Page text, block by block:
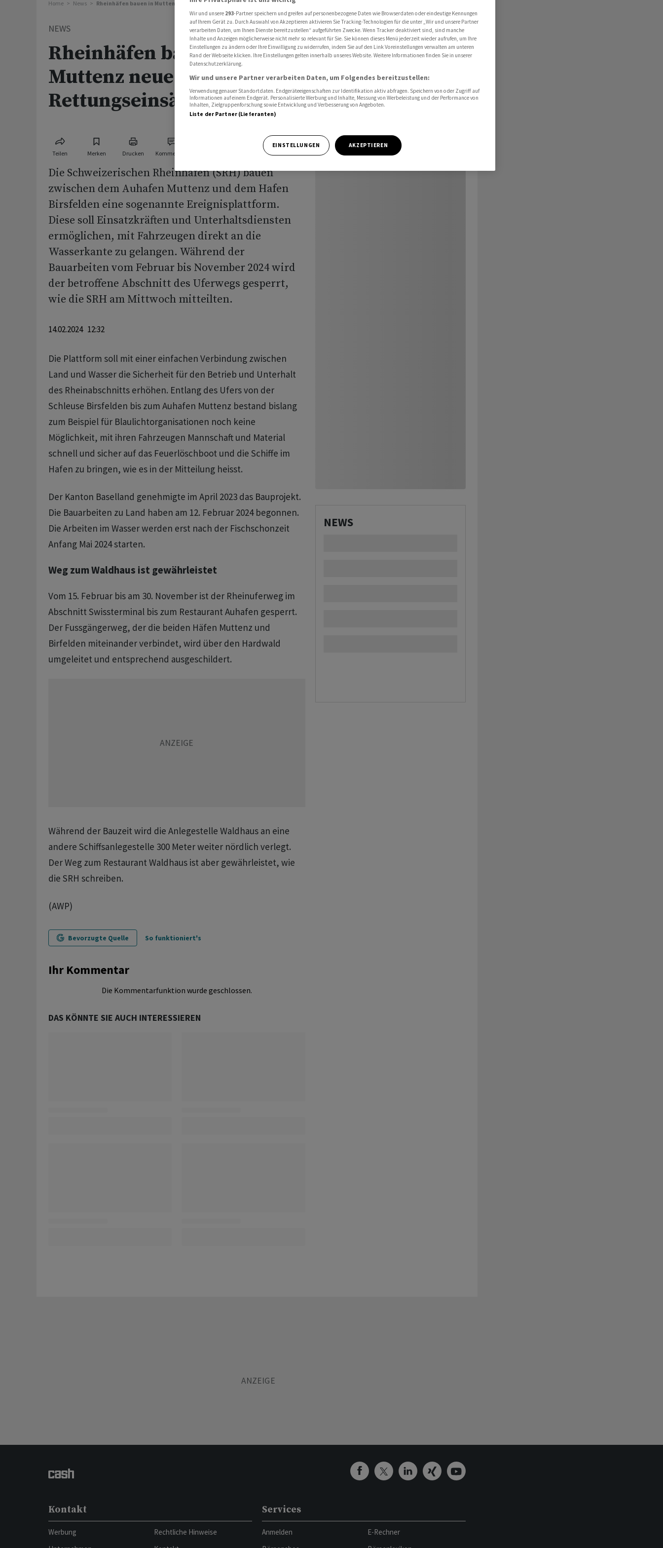
Home News Rheinhäfen bauen in Muttenz neue Plattform für Rettungseinsätze
NEWS
Rheinhäfen bauen in
Muttenz neue Plattform für
Rettungseinsätze
Teilen Merken Drucken Kommentare
Die Schweizerischen Rheinhäfen (SRH) bauen
zwischen dem Auhafen Muttenz und dem Hafen
Birsfelden eine sogenannte Ereignisplattform.
Diese soll Einsatzkräften und Unterhaltsdiensten
ermöglichen, mit Fahrzeugen direkt an die
Wasserkante zu gelangen. Während der
Bauarbeiten vom Februar bis November 2024 wird
der betroffene Abschnitt des Uferwegs gesperrt,
wie die SRH am Mittwoch mitteilten.
14.02.2024 12:32
Die Plattform soll mit einer einfachen Verbindung zwischen
Land und Wasser die Sicherheit für den Betrieb und Unterhalt
des Rheinabschnitts erhöhen. Entlang des Ufers von der
Schleuse Birsfelden bis zum Auhafen Muttenz bestand bislang
zum Beispiel für Blaulichtorganisationen noch keine
Möglichkeit, mit ihren Fahrzeugen Mannschaft und Material
schnell und sicher auf das Feuerlöschboot und die Schiffe im
Hafen zu bringen, wie es in der Mitteilung heisst.
Der Kanton Baselland genehmigte im April 2023 das Bauprojekt.
Die Bauarbeiten zu Land haben am 12. Februar 2024 begonnen.
Die Arbeiten im Wasser werden erst nach der Fischschonzeit
Anfang Mai 2024 starten.
Weg zum Waldhaus ist gewährleistet
Vom 15. Februar bis am 30. November ist der Rheinuferweg im
Abschnitt Swissterminal bis zum Restaurant Auhafen gesperrt.
Der Fussgängerweg, der die beiden Häfen Muttenz und
Birfelden miteinander verbindet, wird über den Hardwald
umgeleitet und entsprechend ausgeschildert.
Während der Bauzeit wird die Anlegestelle Waldhaus an eine
andere Schiffsanlegestelle 300 Meter weiter nördlich verlegt.
Der Weg zum Restaurant Waldhaus ist aber gewährleistet, wie
die SRH schreiben.
(AWP)
Bevorzugte Quelle So funktioniert's
Ihr Kommentar
Die Kommentarfunktion wurde geschlossen.
DAS KÖNNTE SIE AUCH INTERESSIEREN
NEWS
Kontakt
Werbung
Rechtliche Hinweise
Services
Anmelden
E-Rechner
Wir und unsere 293-Partner speichern und greifen auf personenbezogene Daten wie Browserdaten oder eindeutige Kennungen
auf Ihrem Gerät zu. Durch Auswahl von Akzeptieren aktivieren Sie Tracking-Technologien für die unter „Wir und unsere Partner
verarbeiten Daten, um Ihnen Dienste bereitzustellen“ aufgeführten Zwecke. Wenn Tracker deaktiviert sind, sind manche
Inhalte und Anzeigen möglicherweise nicht mehr so relevant für Sie. Sie können dieses Menü jederzeit wieder aufrufen, um Ihre
Einstellungen zu ändern oder Ihre Einwilligung zu widerrufen, indem Sie auf den Link Voreinstellungen verwalten am unteren
Rand der Webseite klicken. Ihre Einstellungen gelten innerhalb unseres Website. Weitere Informationen finden Sie in unserer
Datenschutzerklärung.
Wir und unsere Partner verarbeiten Daten, um Folgendes bereitzustellen:
Verwendung genauer Standortdaten. Endgeräteeigenschaften zur Identifikation aktiv abfragen. Speichern von oder Zugriff auf
Informationen auf einem Endgerät. Personalisierte Werbung und Inhalte, Messung von Werbeleistung und der Performance von
Inhalten, Zielgruppenforschung sowie Entwicklung und Verbesserung von Angeboten.
Liste der Partner (Lieferanten)
EINSTELLUNGEN AKZEPTIEREN